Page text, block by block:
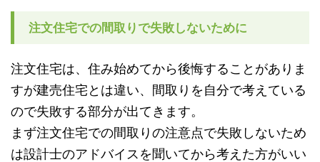
注文住宅での間取りで失敗しないために
注文住宅は、住み始めてから後悔することがありま
すが建売住宅とは違い、間取りを自分で考えている
ので失敗する部分が出てきます。
まず注文住宅での間取りの注意点で失敗しないため
は設計士のアドバイスを聞いてから考えた方がいい